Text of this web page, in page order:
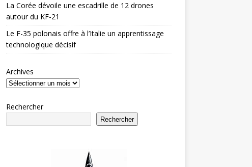
La Corée dévoile une escadrille de 12 drones
autour du KF-21
Le F-35 polonais offre à l’Italie un apprentissage
technologique décisif
Archives
Rechercher
Rechercher